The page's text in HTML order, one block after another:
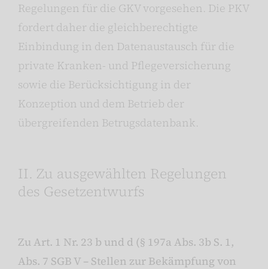
Regelungen für die GKV vorgesehen. Die PKV
fordert daher die gleichberechtigte
Einbindung in den Datenaustausch für die
private Kranken- und Pflegeversicherung
sowie die Berücksichtigung in der
Konzeption und dem Betrieb der
übergreifenden Betrugsdatenbank.
II. Zu ausgewählten Regelungen
des Gesetzentwurfs
Zu Art. 1 Nr. 23 b und d (§ 197a Abs. 3b S. 1,
Abs. 7 SGB V – Stellen zur Bekämpfung von